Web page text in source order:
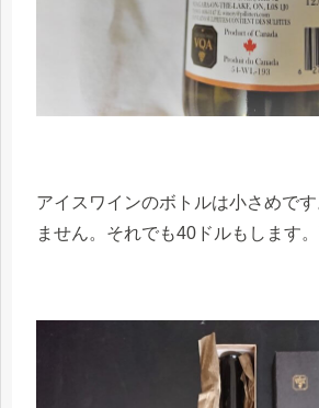
アイスワインのボトルは小さめで
ません。それでも40ドルもします。